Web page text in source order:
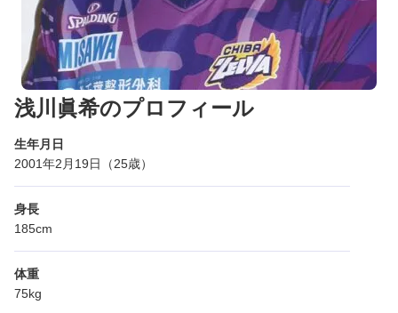
浅川眞希のプロフィール
生年月日
2001年2月19日（25歳）
身長
185cm
体重
75kg